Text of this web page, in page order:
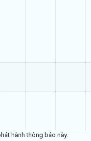
hành thông báo này.